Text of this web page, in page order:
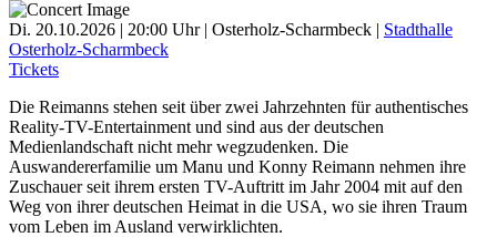
Di. 20.10.2026 | 20:00 Uhr | Osterholz-Scharmbeck | Stadthalle
Osterholz-Scharmbeck
Tickets
Die Reimanns stehen seit über zwei Jahrzehnten für authentisches
Reality-TV-Entertainment und sind aus der deutschen
Medienlandschaft nicht mehr wegzudenken. Die
Auswandererfamilie um Manu und Konny Reimann nehmen ihre
Zuschauer seit ihrem ersten TV-Auftritt im Jahr 2004 mit auf den
Weg von ihrer deutschen Heimat in die USA, wo sie ihren Traum
vom Leben im Ausland verwirklichten.